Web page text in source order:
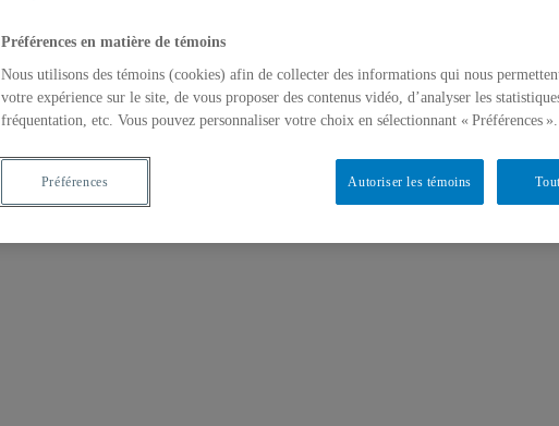
Préférences en matière de témoins
Nous utilisons des témoins (cookies) afin de collecter des informations qui nous
votre expérience sur le site, de vous proposer des contenus vidéo, d’analyser les
fréquentation, etc. Vous pouvez personnaliser votre choix en sélectionnant « Préférences ».
Autoriser les témoins
Préférences